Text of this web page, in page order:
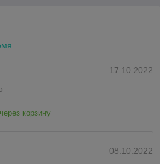
17.10.2022
корзину
08.10.2022